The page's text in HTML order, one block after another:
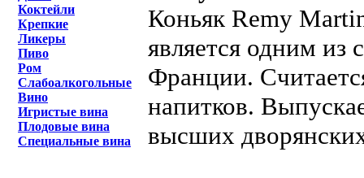
Коктейли
Крепкие
Ликеры
Пиво
Ром
Слабоалкогольные
Вино
Игристые вина
Плодовые вина
Специальные вина
Коньяк Remy
является одним из
Франции.
напитков.
высших